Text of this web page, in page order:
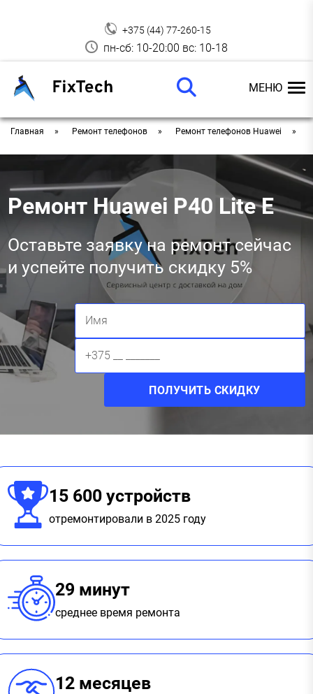
+375 (44) 77-260-15
пн-сб: 10-20:00 вс: 10-18
МЕНЮ
Главная Ремонт телефонов Ремонт телефонов Huawei
Ремонт Huawei P40 Lite E
Оставьте заявку на ремонт сейчас
и успейте получить скидку 5%
15 600 устройств
отремонтировали в 2025 году
29 минут
среднее время ремонта
12 месяцев